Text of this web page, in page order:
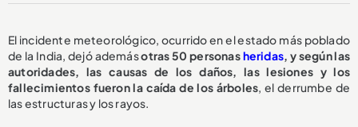
El incidente meteorológico, ocurrido en el estado más poblado
de la India, dejó ademásotras 50 personasheridas, y según las
autoridades, las causas de los daños, las lesiones y los
fallecimientos fueron la caída de los árboles, el derrumbe de
las estructuras y los rayos.